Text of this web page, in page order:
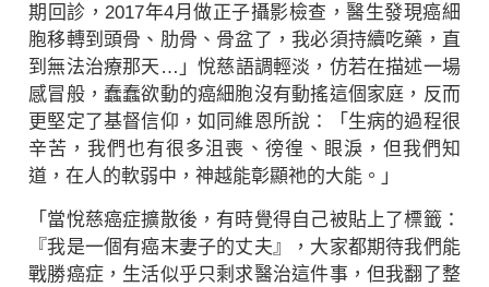
期回診，2017年4月做正子攝影檢查，醫生發現癌細
胞移轉到頭骨、肋骨、骨盆了，我必須持續吃藥，直
到無法治療那天…」悅慈語調輕淡，仿若在描述一場
感冒般，蠢蠢欲動的癌細胞沒有動搖這個家庭，反而
更堅定了基督信仰，如同維恩所說：「生病的過程很
辛苦，我們也有很多沮喪、徬徨、眼淚，但我們知
道，在人的軟弱中，神越能彰顯祂的大能。」
「當悅慈癌症擴散後，有時覺得自己被貼上了標籤：
『我是一個有癌末妻子的丈夫』，大家都期待我們能
戰勝癌症，生活似乎只剩求醫治這件事，但我翻了整